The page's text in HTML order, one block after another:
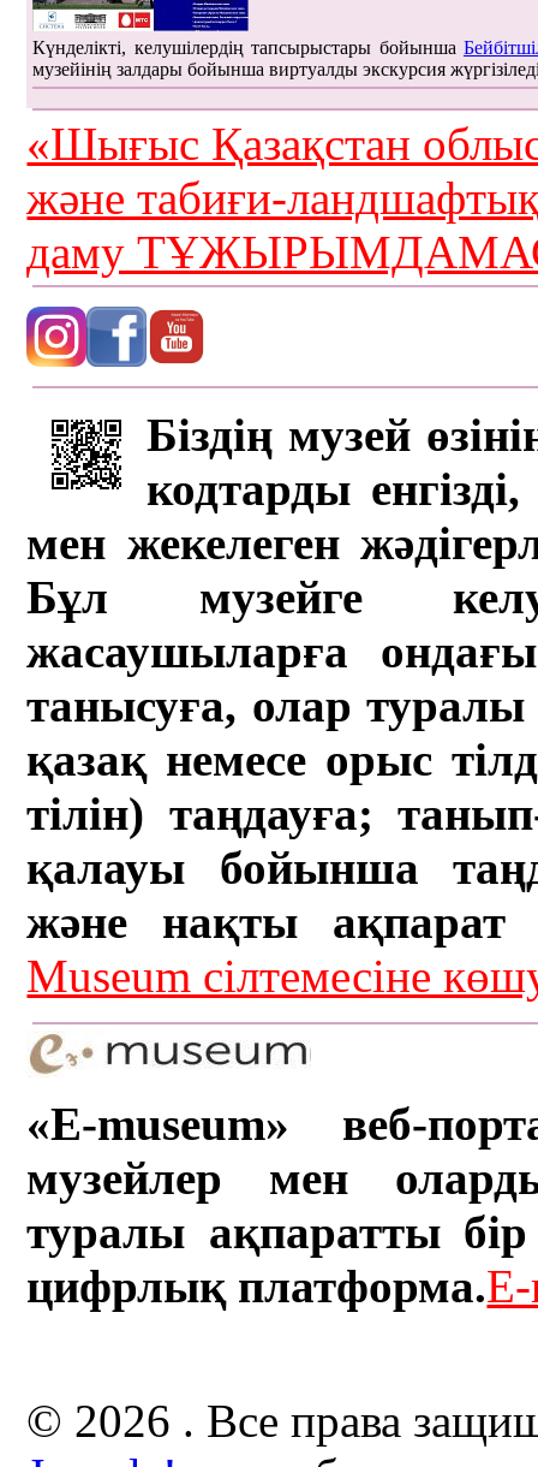
Күнделікті, келушілердің тапсырыстары бойынша
музейінің залдары бойынша виртуалды экскурсия
«Шығыс Қазақстан
және табиғи-
даму
Біздің музей
кодтарды
мен жекелеген
Бұл музейге
жасаушыларға
танысуға, олар туралы
қазақ немесе орыс
тілін) таңдауға;
қалауы бойынша
және нақты ақпарат
Museum сілтемесіне
«E-museum» веб-
музейлер мен
туралы ақпаратты бір
цифрлық платформа.
© 2026 . Все права